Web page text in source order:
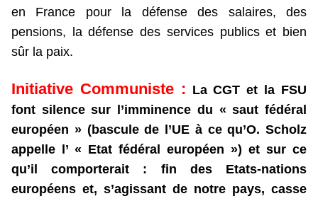
en France pour la défense des salaires, des
pensions, la défense des services publics et bien
sûr la paix.
Initiative Communiste : La CGT et la FSU
font silence sur l’imminence du « saut fédéral
européen » (bascule de l’UE à ce qu’O. Scholz
appelle l’ « Etat fédéral européen ») et sur ce
qu’il comporterait : fin des Etats-nations
européens et, s’agissant de notre pays, casse